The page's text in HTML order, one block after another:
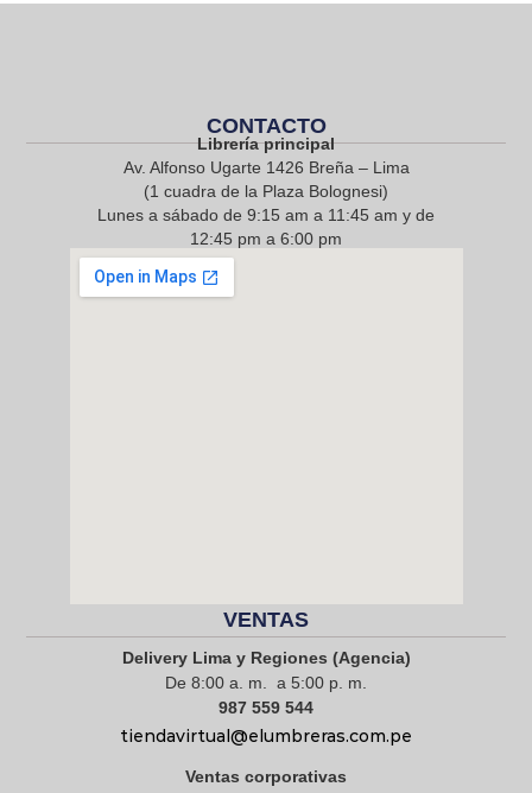
CONTACTO
Librería principal
Av. Alfonso Ugarte 1426 Breña – Lima
(1 cuadra de la Plaza Bolognesi)
Lunes a sábado de 9:15 am a 11:45 am y de
12:45 pm a 6:00 pm
968 217 912
VENTAS
Delivery Lima y Regiones (Agencia)
De 8:00 a. m. a 5:00 p. m.
987 559 544
tiendavirtual@elumbreras.com.pe
Ventas corporativas